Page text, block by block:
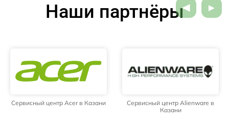
Наши партнёры
Сервисный центр Acer в Казани
Сервисный центр Alienware в
Казани